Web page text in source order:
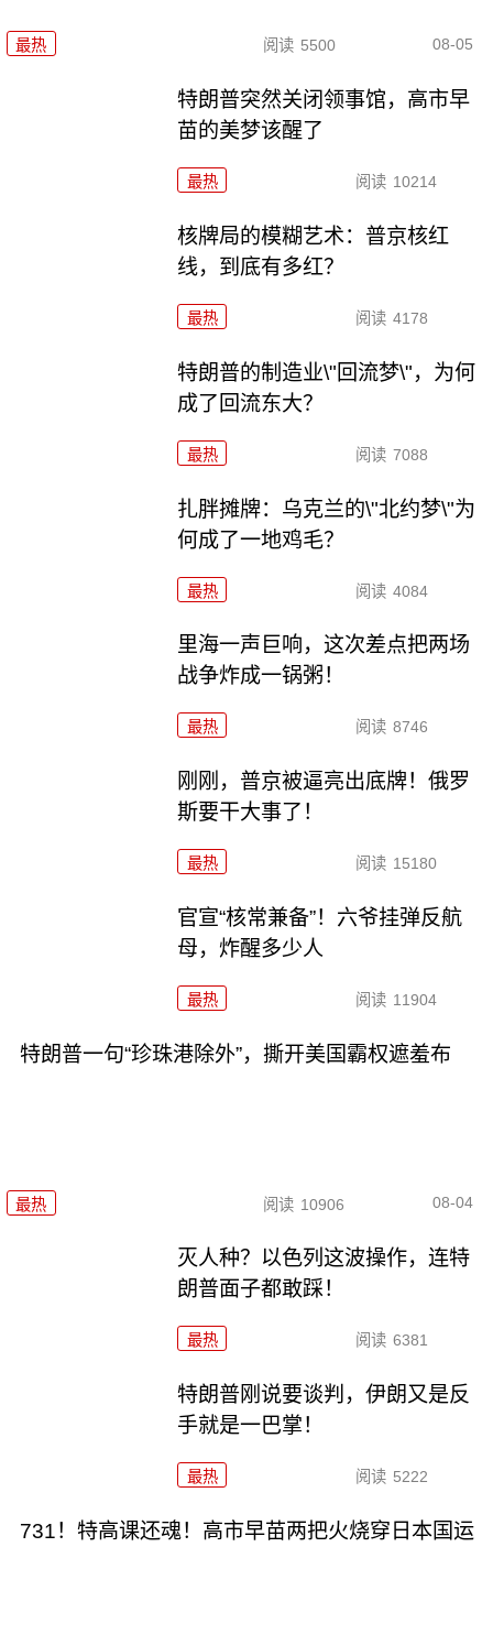
最热 阅读 5500 08-05
特朗普突然关闭领事馆，高市早
苗的美梦该醒了
最热 阅读 10214
核牌局的模糊艺术：普京核红
线，到底有多红？
最热 阅读 4178
特朗普的制造业\"回流梦\"，为何
成了回流东大？
最热 阅读 7088
扎胖摊牌：乌克兰的\"北约梦\"为
何成了一地鸡毛？
最热 阅读 4084
里海一声巨响，这次差点把两场
战争炸成一锅粥！
最热 阅读 8746
刚刚，普京被逼亮出底牌！俄罗
斯要干大事了！
最热 阅读 15180
官宣“核常兼备”！六爷挂弹反航
母，炸醒多少人
最热 阅读 11904
特朗普一句“珍珠港除外”，撕开美国霸权遮羞布
最热 阅读 10906 08-04
灭人种？以色列这波操作，连特
朗普面子都敢踩！
最热 阅读 6381
特朗普刚说要谈判，伊朗又是反
手就是一巴掌！
最热 阅读 5222
731！特高课还魂！高市早苗两把火烧穿日本国运